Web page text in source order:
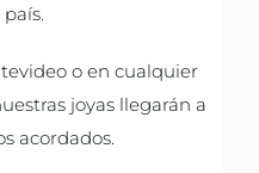
o en cualquier
joyas llegarán a
acordados.